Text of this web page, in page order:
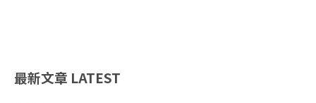
最新文章 LATEST